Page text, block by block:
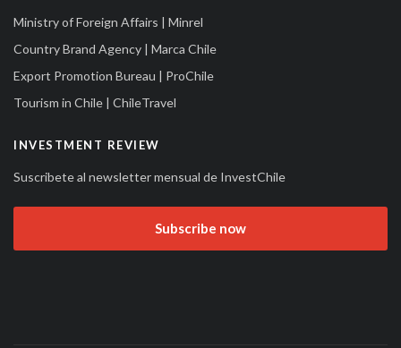
Ministry of Foreign Affairs | Minrel
Country Brand Agency | Marca Chile
Export Promotion Bureau | ProChile
Tourism in Chile | ChileTravel
INVESTMENT REVIEW
Suscribete al newsletter mensual de InvestChile
Subscribe now